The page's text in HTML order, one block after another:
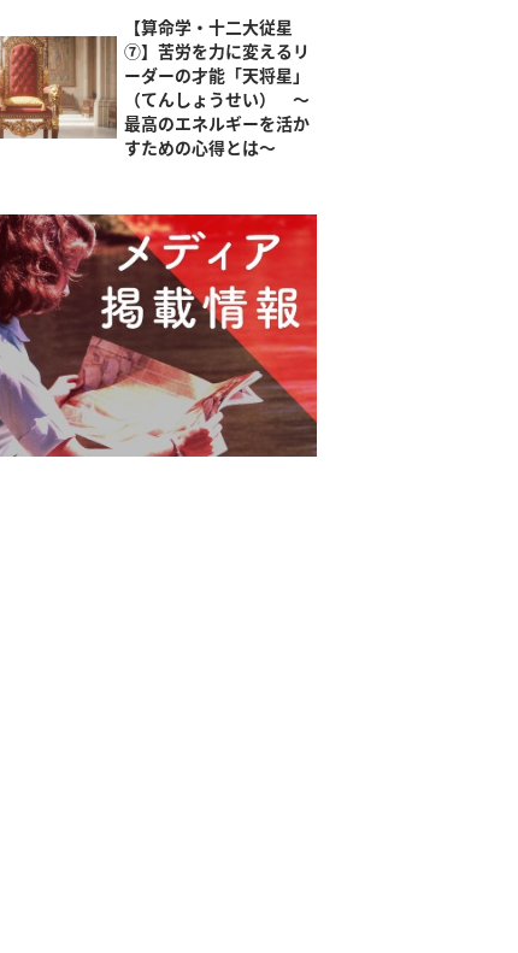
【算命学・十二大従星
⑦】苦労を力に変えるリ
ーダーの才能「天将星」
（てんしょうせい） ～
最高のエネルギーを活か
すための心得とは～